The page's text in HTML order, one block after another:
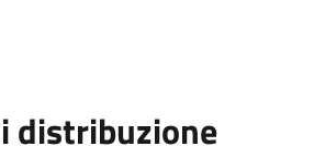
distribuzione